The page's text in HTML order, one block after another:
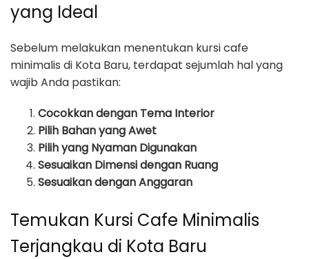
yang Ideal
Sebelum melakukan menentukan kursi cafe
minimalis di Kota Baru, terdapat sejumlah hal yang
wajib Anda pastikan:
Cocokkan dengan Tema Interior
Pilih Bahan yang Awet
Pilih yang Nyaman Digunakan
Sesuaikan Dimensi dengan Ruang
Sesuaikan dengan Anggaran
Temukan Kursi Cafe Minimalis
Terjangkau di Kota Baru